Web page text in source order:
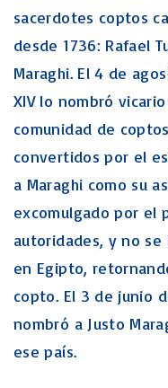
sacerdotes coptos
desde 1736: Rafael
Maraghi. El 4 de
XIV lo nombró
comunidad de
convertidos por el
a Maraghi como su
excomulgado por el
autoridades, y no
en Egipto,
copto. El 3 de junio
nombró a Justo
ese país.